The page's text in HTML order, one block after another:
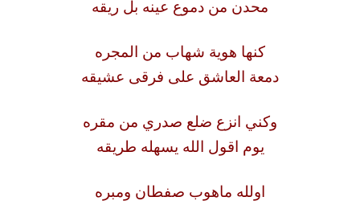
محدن من دموع عينه بل ريقه
كنها هوية شهاب من المجره
دمعة العاشق على فرقى عشيقه
وكني انزع ضلع صدري من مقره
يوم اقول الله يسهله طريقه
اولله ماهوب صفطان ومبره